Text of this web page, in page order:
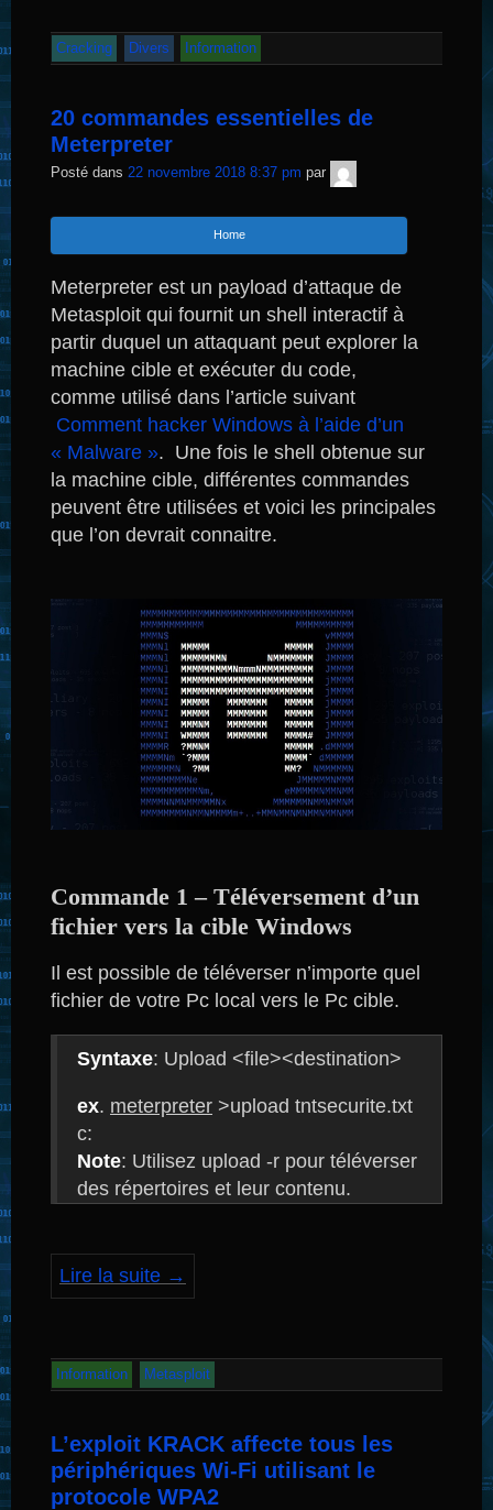
Cracking Divers Information
20 commandes essentielles de
Meterpreter
Posté dans 22 novembre 2018 8:37 pm par
Sécurité
Home
Meterpreter est un payload d’attaque de
Metasploit qui fournit un shell interactif à
partir duquel un attaquant peut explorer la
machine cible et exécuter du code,
comme utilisé dans l’article suivant
Comment hacker Windows à l’aide d’un
« Malware ». Une fois le shell obtenue sur
la machine cible, différentes commandes
peuvent être utilisées et voici les principales
que l’on devrait connaitre.
Commande 1 – Téléversement d’un
fichier vers la cible Windows
Il est possible de téléverser n’importe quel
fichier de votre Pc local vers le Pc cible.
Syntaxe: Upload <file><destination>
ex. meterpreter >upload tntsecurite.txt
c:
Note: Utilisez upload -r pour téléverser
des répertoires et leur contenu.
Lire la suite →
Information Metasploit
L’exploit KRACK affecte tous les
périphériques Wi-Fi utilisant le
protocole WPA2